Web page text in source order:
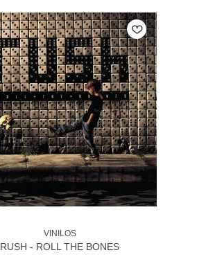
VINILOS
RUSH - ROLL THE BONES